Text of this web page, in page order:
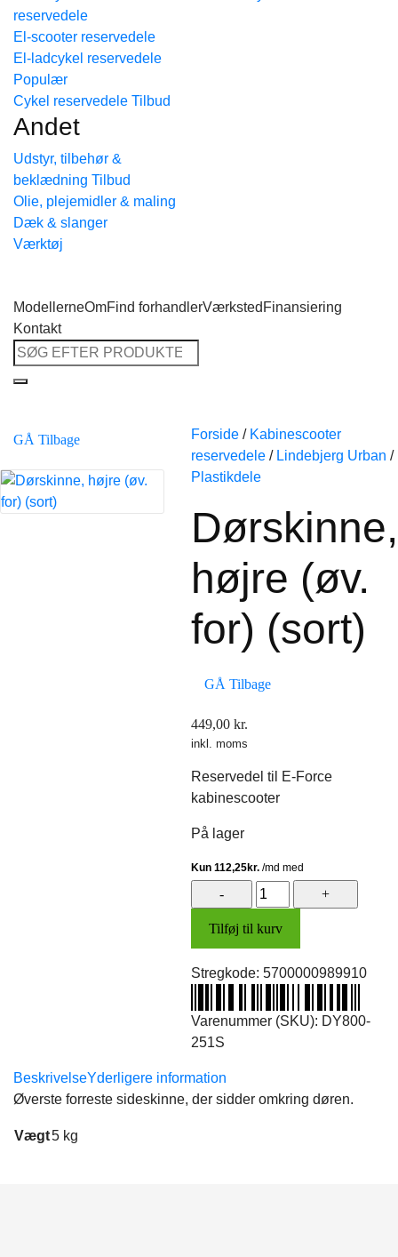
reservedele
El-scooter reservedele
El-ladcykel reservedele
Cykel reservedele
Andet
Udstyr, tilbehør &
beklædning
Olie, plejemidler & maling
Dæk & slanger
Værktøj
ModellerneOmFind forhandlerVærksted Finansiering
Kontakt
Søg
efter:
GÅ Tilbage Forside / Kabinescooter
reservedele / Lindebjerg Urban /
Plastikdele
Dørskinne,
højre (øv.
for) (sort)
GÅ Tilbage
449,00 kr.
inkl. moms
Reservedel til E-Force
kabinescooter
På lager
Dørskinne,
højre
(øv.
for)
(sort)
Tilføj til kurv
Stregkode: 5700000989910
Varenummer (SKU): DY800-
251S
BeskrivelseYderligere information
Øverste forreste sideskinne, der sidder omkring døren.
Vægt5 kg